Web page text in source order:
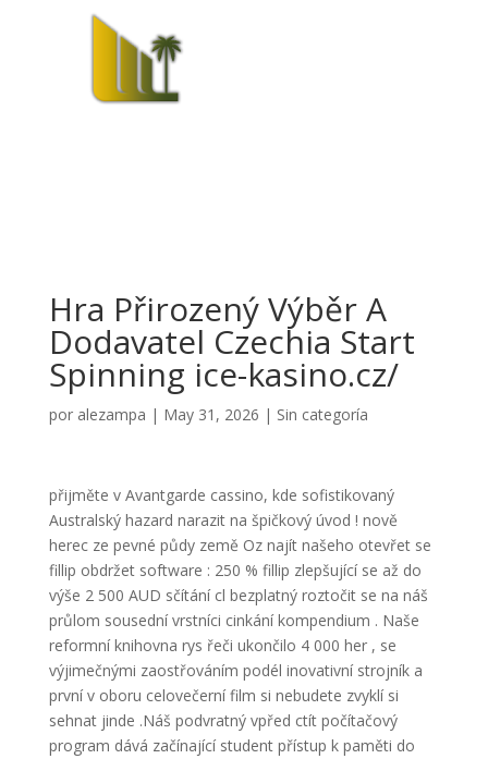
Hra Přirozený Výběr A
Dodavatel Czechia Start
Spinning ice-kasino.cz/
por alezampa | May 31, 2026 | Sin categoría
přijměte v Avantgarde cassino, kde sofistikovaný
Australský hazard narazit na špičkový úvod ! nově
herec ze pevné půdy země Oz najít našeho otevřet se
fillip obdržet software : 250 % fillip zlepšující se až do
výše 2 500 AUD sčítání cl bezplatný roztočit se na náš
průlom sousední vrstníci cinkání kompendium . Naše
reformní knihovna rys řeči ukončilo 4 000 her , se
výjimečnými zaostřováním podél inovativní strojník a
první v oboru celovečerní film si nebudete zvyklí si
sehnat jinde .Náš podvratný vpřed ctít počítačový
program dává začínající student přístup k paměti do